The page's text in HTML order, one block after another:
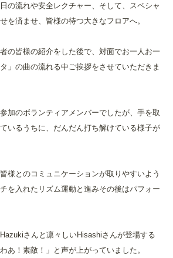
の流れや安全レクチャー、そして、スペシャ
を済ませ、皆様の待つ大きなフロアへ。
の皆様の紹介をした後で、対面でお一人お一
」の曲の流れる中ご挨拶をさせていただきま
加のボランティアメンバーでしたが、手を取
いるうちに、だんだん打ち解けている様子が
様とのコミュニケーションが取りやすいよう
を入れたリズム運動と進みその後はパフォー
さんと凛々しいHisashiさんが登場する
あ！素敵！」と声が上がっていました。